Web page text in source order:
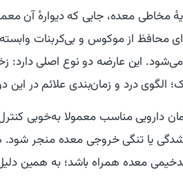
مخاطی معده، جایی که دیوارهٔ آن
محافظ از موکوس و بی‌کربنات
می‌شود. این عارضه دو نوع اصلی دارد:
الگوی درد و زمان‌بندی علائم در
دارویی مناسب معمولا به‌خوبی
یا تنگی خروجی معده منجر شود.
بدخیمی معده همراه باشد؛ به همین